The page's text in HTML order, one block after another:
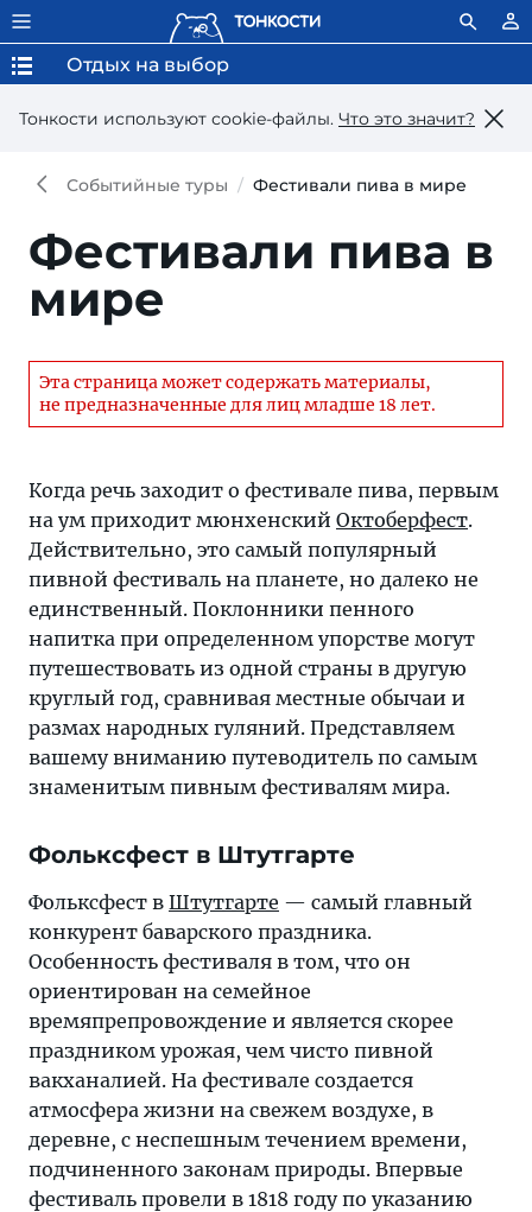
Тонкости используют сookie-файлы. Что это значит?
Отдых на выбор
Событийные туры Фестивали пива в мире
Фестивали пива в
мире
Эта страница может содержать материалы,
не предназначенные для лиц младше 18 лет.
Когда речь заходит о фестивале пива, первым
на ум приходит мюнхенский Октоберфест.
Действительно, это самый популярный
пивной фестиваль на планете, но далеко не
единственный. Поклонники пенного
напитка при определенном упорстве могут
путешествовать из одной страны в другую
круглый год, сравнивая местные обычаи и
размах народных гуляний. Представляем
вашему вниманию путеводитель по самым
знаменитым пивным фестивалям мира.
Фольксфест в Штутгарте
Фольксфест в Штутгарте — самый главный
конкурент баварского праздника.
Особенность фестиваля в том, что он
ориентирован на семейное
времяпрепровождение и является скорее
праздником урожая, чем чисто пивной
вакханалией. На фестивале создается
атмосфера жизни на свежем воздухе, в
деревне, с неспешным течением времени,
подчиненного законам природы. Впервые
фестиваль провели в 1818 году по указанию